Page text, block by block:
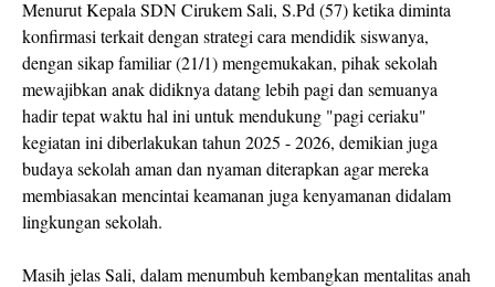
Menurut Kepala SDN Cirukem Sali, S.Pd (57) ketika diminta
konfirmasi terkait dengan strategi cara mendidik siswanya,
dengan sikap familiar (21/1) mengemukakan, pihak sekolah
mewajibkan anak didiknya datang lebih pagi dan semuanya
hadir tepat waktu hal ini untuk mendukung "pagi ceriaku"
kegiatan ini diberlakukan tahun 2025 - 2026, demikian juga
budaya sekolah aman dan nyaman diterapkan agar mereka
membiasakan mencintai keamanan juga kenyamanan didalam
lingkungan sekolah.
Masih jelas Sali, dalam menumbuh kembangkan mentalitas anah